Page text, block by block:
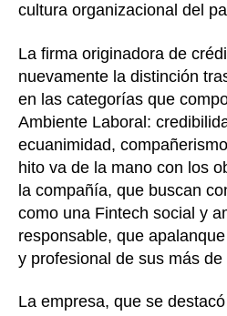
cultura organizacional del
La firma originadora de
nuevamente la distinción
en las categorías que
Ambiente Laboral:
ecuanimidad,
hito va de la mano con los
la compañía, que buscan
como una Fintech social y
responsable, que
y profesional de sus más
La empresa, que se